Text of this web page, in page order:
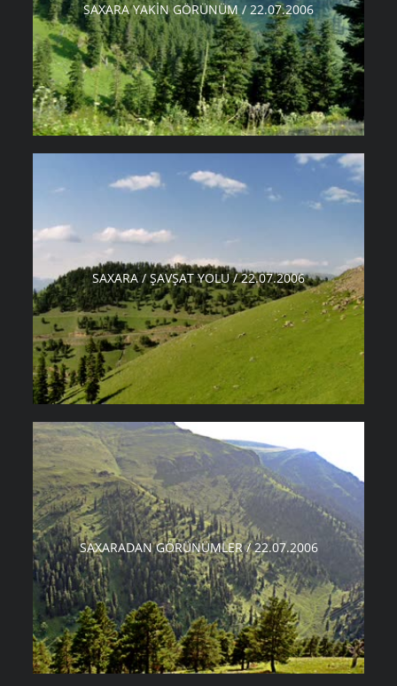
SAXARA YAKIN GÖRÜNÜM / 22.07.2006
SAXARA / ŞAVŞAT YOLU / 22.07.2006
SAXARADAN GÖRÜNÜMLER / 22.07.2006